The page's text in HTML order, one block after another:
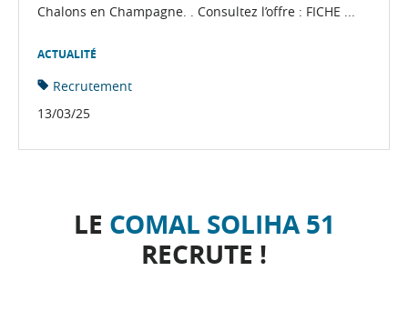
Chalons en Champagne. . Consultez l’offre : FICHE ...
ACTUALITÉ
Recrutement
13/03/25
LE COMAL SOLIHA 51
RECRUTE !